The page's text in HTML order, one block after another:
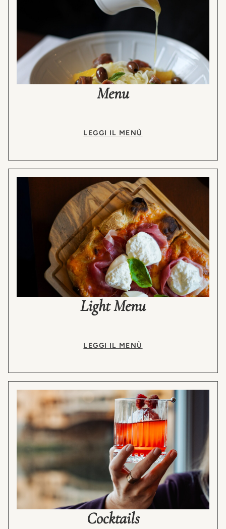
Menu
LEGGI IL MENÙ
Light Menu
LEGGI IL MENÙ
Cocktails